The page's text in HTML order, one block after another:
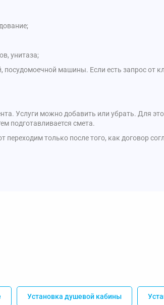
унитаза;
машины. Если есть запрос от
Услуги можно добавить или убрать. Для
подготавливается смета.
только после того, как договор
Установка душевой кабины